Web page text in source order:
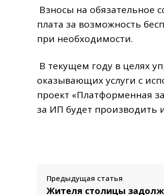
Взносы на обязательное
плата за возможность
при необходимости.
В текущем году в целях
оказывающих услуги с
проект «Платформенная
за ИП будет производить
Предыдущая статья
Жителя столицы